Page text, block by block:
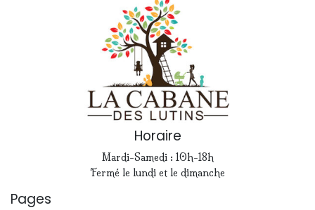
Horaire
Mardi-Samedi : 10h-18h
Fermé le lundi et le dimanche
Pages